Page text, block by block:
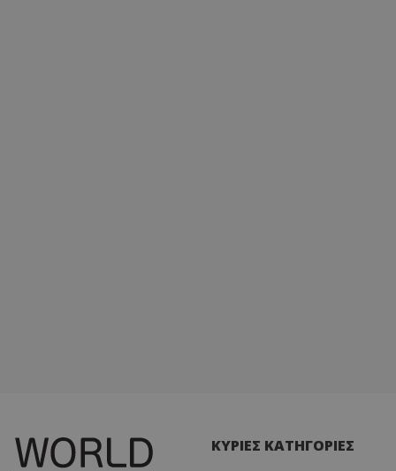
ΚΥΡΙΕΣ ΚΑΤΗΓΟΡΙΕΣ